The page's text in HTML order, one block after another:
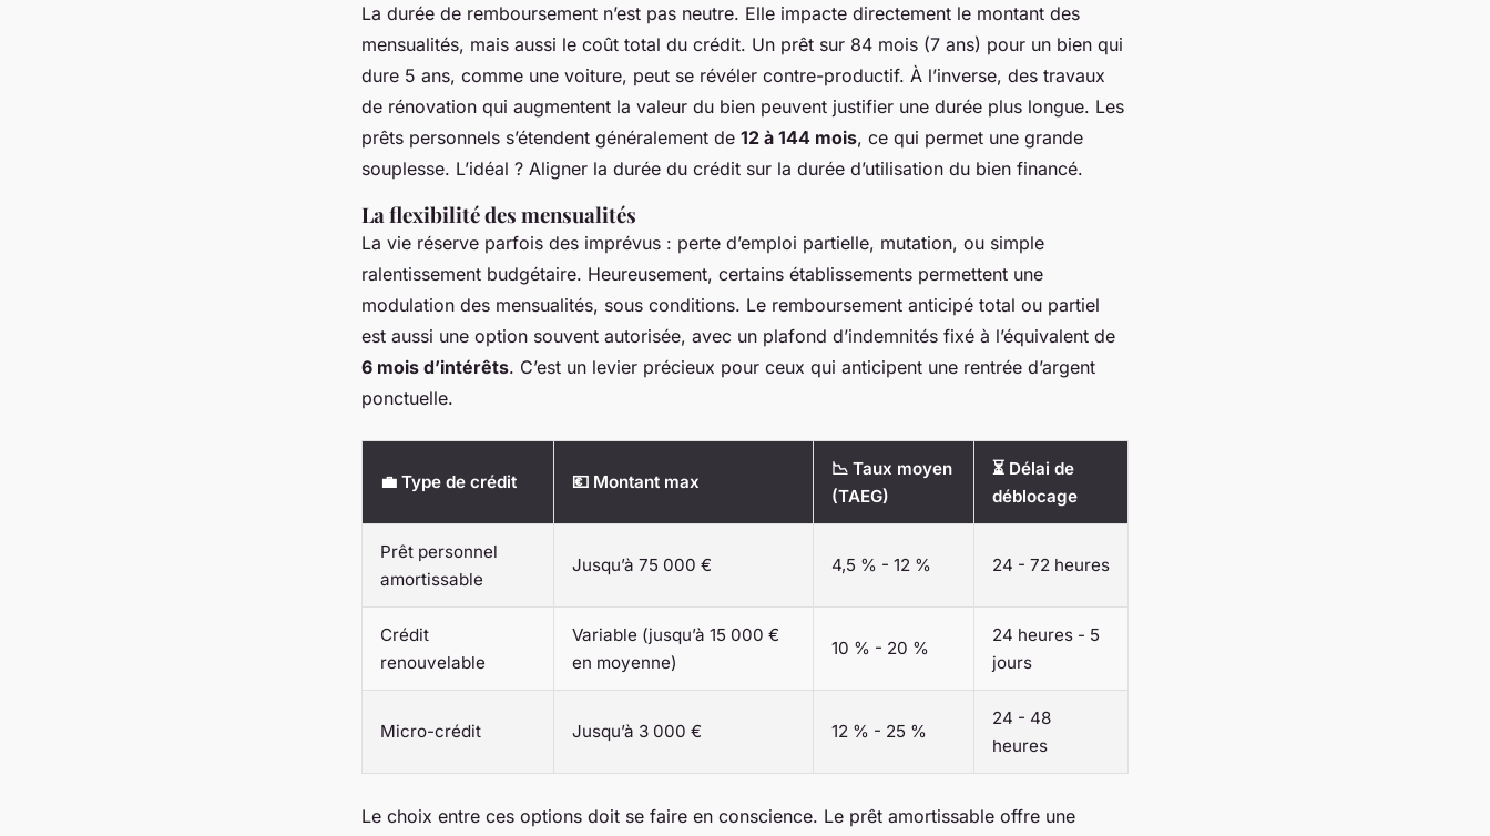
La durée de remboursement n’est pas neutre. Elle impacte directement le montant des
mensualités, mais aussi le coût total du crédit. Un prêt sur 84 mois (7 ans) pour un bien qui
dure 5 ans, comme une voiture, peut se révéler contre-productif. À l’inverse, des travaux
de rénovation qui augmentent la valeur du bien peuvent justifier une durée plus longue. Les
prêts personnels s’étendent généralement de 12 à 144 mois, ce qui permet une grande
souplesse. L’idéal ? Aligner la durée du crédit sur la durée d’utilisation du bien financé.
La flexibilité des mensualités
La vie réserve parfois des imprévus : perte d’emploi partielle, mutation, ou simple
ralentissement budgétaire. Heureusement, certains établissements permettent une
modulation des mensualités, sous conditions. Le remboursement anticipé total ou partiel
est aussi une option souvent autorisée, avec un plafond d’indemnités fixé à l’équivalent de
6 mois d’intérêts. C’est un levier précieux pour ceux qui anticipent une rentrée d’argent
ponctuelle.
💼 Type de crédit 💶 Montant max
📉 Taux moyen
(TAEG)
⏳ Délai de
déblocage
Prêt personnel
amortissable
Jusqu’à 75 000 € 4,5 % - 12 % 24 - 72 heures
Crédit
renouvelable
Variable (jusqu’à 15 000 €
en moyenne)
10 % - 20 %
24 heures - 5
jours
Micro-crédit Jusqu’à 3 000 € 12 % - 25 %
24 - 48
heures
Le choix entre ces options doit se faire en conscience. Le prêt amortissable offre une